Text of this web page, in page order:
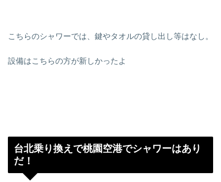
こちらのシャワーでは、鍵やタオルの貸し出し等はなし。
設備はこちらの方が新しかったよ
台北乗り換えで桃園空港でシャワーはあり
だ！